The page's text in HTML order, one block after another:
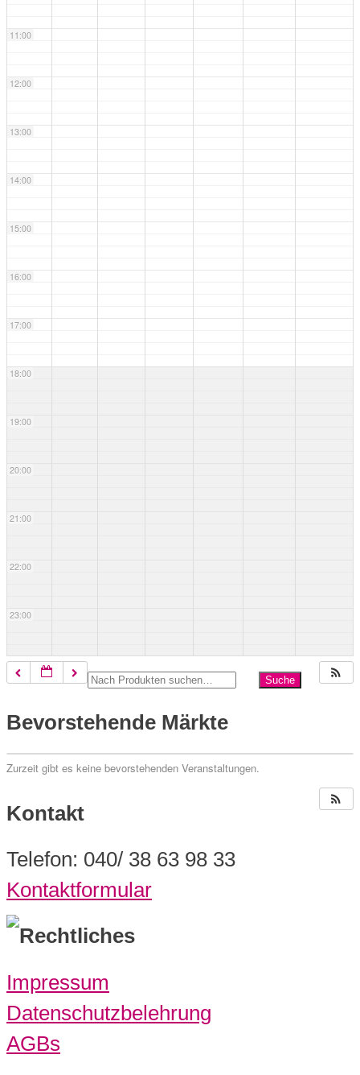
11:00
12:00
13:00
14:00
15:00
16:00
17:00
18:00
19:00
20:00
21:00
22:00
23:00
Bevorstehende Märkte
Zurzeit gibt es keine bevorstehenden Veranstaltungen.
Kontakt
Telefon: 040/ 38 63 98 33
Kontaktformular
Rechtliches
Impressum
Datenschutzbelehrung
AGBs